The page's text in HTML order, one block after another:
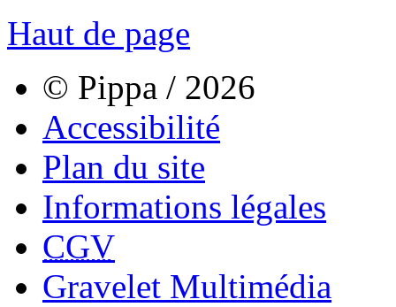
Haut de page
© Pippa / 2026
Accessibilité
Plan du site
Informations légales
CGV
Gravelet Multimédia